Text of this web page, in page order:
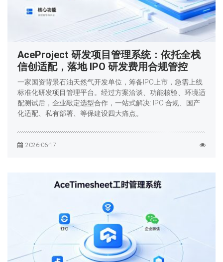
AceProject 研发项目管理系统：依托全栈
信创适配，落地 IPO 研发费用合规管控
一家国资背景石油天然气开发单位，筹备IPO上市，急需上线
标准化研发项目管理平台。经过方案洽谈、功能核验、环境适
配测试后，企业敲定选型合作，一站式解决: IPO 合规、国产
化适配、私有部署、等保建设四大痛点。
2026-06-17